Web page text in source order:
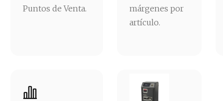
Puntos de Venta.
márgenes por
artículo.
